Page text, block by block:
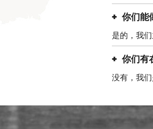
你们能
是的，我
你们有
没有，我们
公司占地